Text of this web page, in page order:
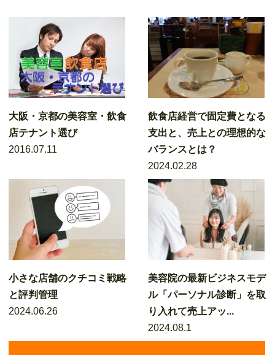
大阪・京都の美容室・飲食
店テナント選び
2016.07.11
飲食店経営で固定費となる
支出と、売上との理想的な
バランスとは？
2024.02.28
小さな店舗のクチコミ戦略
と評判管理
2024.06.26
美容院の最新ビジネスモデ
ル「パーソナル診断」を取
り入れて売上アッ...
2024.08.1